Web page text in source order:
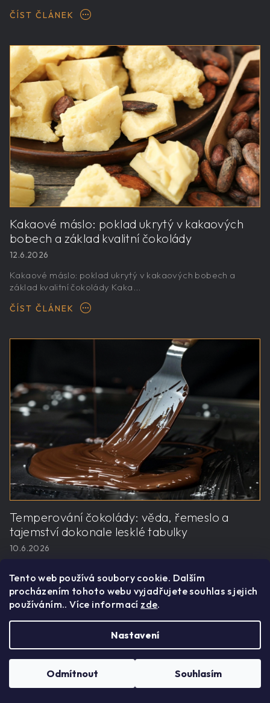
Tento web používá soubory cookie. Dalším
procházením tohoto webu vyjadřujete souhlas s jejich
používáním.. Více informací zde.
Nastavení
Odmítnout Souhlasím
ČÍST ČLÁNEK
Kakaové máslo: poklad ukrytý v kakaových
bobech a základ kvalitní čokolády
12.6.2026
Kakaové máslo: poklad ukrytý v kakaových bobech a
základ kvalitní čokolády Kaka...
ČÍST ČLÁNEK
Temperování čokolády: věda, řemeslo a
tajemství dokonale lesklé tabulky
10.6.2026
dokonale lesklé tabulky Když si...
ČÍST ČLÁNEK